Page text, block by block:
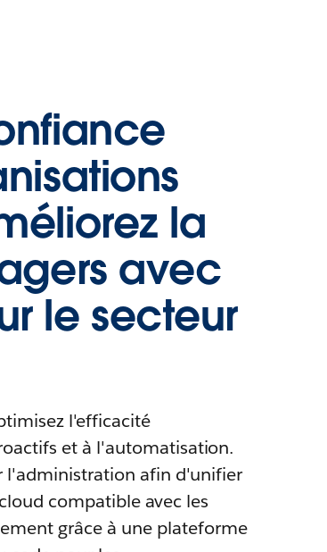
la
avec
le secteur
l'efficacité
et à l'automatisation.
l'administration afin d'unifier
compatible avec les
grâce à une plateforme